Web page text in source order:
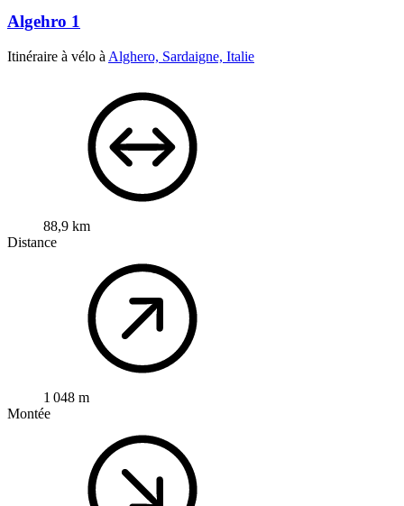
Algehro 1
Itinéraire à vélo à Alghero, Sardaigne, Italie
88,9 km
Distance
1 048 m
Montée